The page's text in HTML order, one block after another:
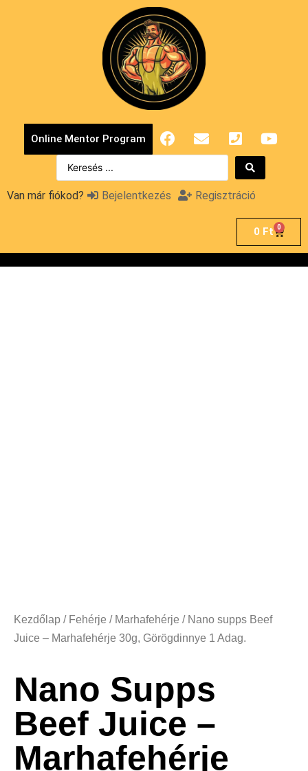
Online Mentor Program
Van már fiókod? Bejelentkezés Regisztráció
0 Ft 0
Kezdőlap / Fehérje / Marhafehérje / Nano supps Beef
Juice – Marhafehérje 30g, Görögdinnye 1 Adag.
Nano Supps
Beef Juice –
Marhafehérje